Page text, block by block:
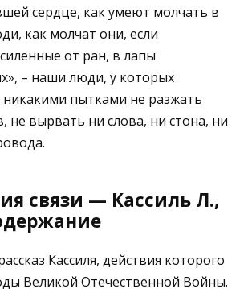
сердце, как умеют молчать в
как молчат они, если
от ран, в лапы
– наши люди, у которых
пытками не разжать
не вырвать ни слова, ни стона, ни
связи — Кассиль Л.,
Кассиля, действия которого
Великой Отечественной Войны.